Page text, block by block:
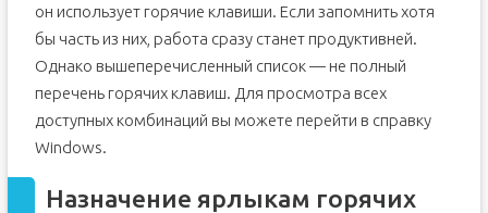
он использует горячие клавиши. Если запомнить хотя
бы часть из них, работа сразу станет продуктивней.
Однако вышеперечисленный список — не полный
перечень горячих клавиш. Для просмотра всех
доступных комбинаций вы можете перейти в справку
Windows.
Назначение ярлыкам горячих